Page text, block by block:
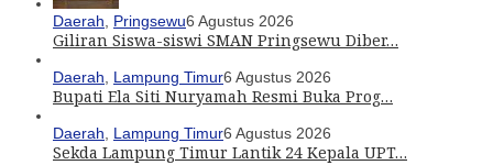
Daerah, Pringsewu6 Agustus 2026
Giliran Siswa-siswi SMAN Pringsewu Diber…
Daerah, Lampung Timur6 Agustus 2026
Bupati Ela Siti Nuryamah Resmi Buka Prog…
Daerah, Lampung Timur6 Agustus 2026
Sekda Lampung Timur Lantik 24 Kepala UPT…